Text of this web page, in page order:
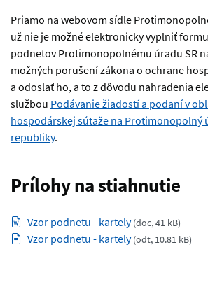
Priamo na webovom sídle
už nie je možné elektronicky vyplniť
podnetov Protimonopolnému úradu SR
možných porušení zákona o ochrane
a odoslať ho, a to z dôvodu nahradenia
službou Podávanie žiadostí a podaní v
hospodárskej súťaže na Protimonopolný
republiky.
Prílohy na stiahnutie
Vzor podnetu - kartely(doc, 41 kB)
Vzor podnetu - kartely(odt, 10.81 kB)